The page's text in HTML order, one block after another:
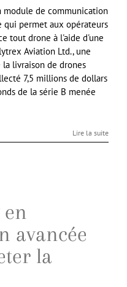
de communication
qui permet aux opérateurs
tout drone à l'aide d'une
Aviation Ltd., une
livraison de drones
7,5 millions de dollars
de la série B menée
Lire la suite
en
avancée
la